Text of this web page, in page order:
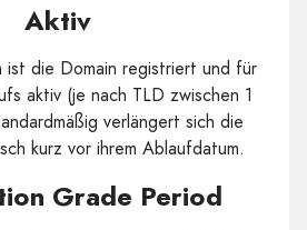
Aktiv
ist die Domain registriert und für
aktiv (je nach TLD zwischen 1
verlängert sich die
kurz vor ihrem Ablaufdatum.
Grade Period